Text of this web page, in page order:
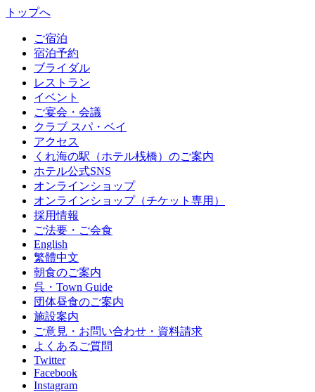
トップへ
ご宿泊
宿泊予約
ブライダル
レストラン
イベント
ご宴会・会議
クラブ スパ・ベイ
アクセス
くれ海の駅（ホテル桟橋）のご案内
ホテル公式SNS
オンラインショップ
オンラインショップ（チケット専用）
採用情報
ご法要・ご会食
English
繁體中文
朝食のご案内
呉・Town Guide
団体昼食のご案内
施設案内
ご意見・お問い合わせ・資料請求
よくあるご質問
Twitter
Facebook
Instagram